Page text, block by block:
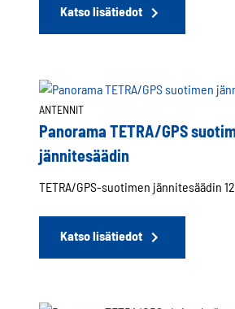
Katso lisätiedot
ANTENNIT
Panorama TETRA/GPS
jännitesäädin
TETRA/GPS-suotimen jännitesäädin
Katso lisätiedot